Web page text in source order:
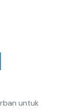
untuk